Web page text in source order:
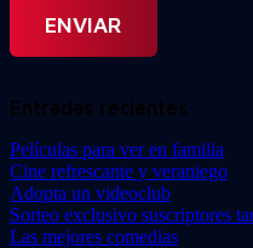
Entradas recientes
Películas para ver en familia
Cine refrescante y veraniego
Adopta un videoclub
Sorteo exclusivo suscriptores
Las mejores comedias